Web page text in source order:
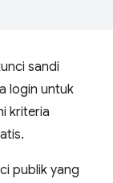
sandi
login untuk
kriteria
publik yang